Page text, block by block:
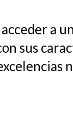
a
sus